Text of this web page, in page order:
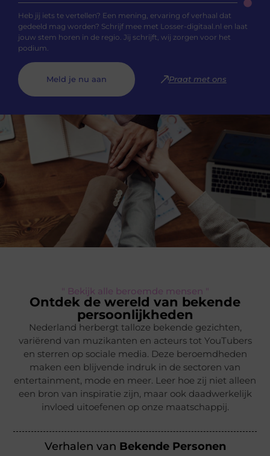
Heb jij iets te vertellen? Een mening, ervaring of verhaal dat
gedeeld mag worden? Schrijf mee met Losser-digitaal.nl en laat
jouw stem horen in de regio. Jij schrijft, wij zorgen voor het
podium.
Meld je nu aan Praat met ons
" Bekijk alle beroemde mensen "
Ontdek de wereld van bekende
persoonlijkheden
Nederland herbergt talloze bekende gezichten,
variërend van muzikanten en acteurs tot YouTubers
en sterren op sociale media. Deze beroemdheden
maken een blijvende indruk in de sectoren van
entertainment, mode en meer. Leer hoe zij niet alleen
een bron van inspiratie zijn, maar ook daadwerkelijk
invloed uitoefenen op onze maatschappij.
Verhalen van Bekende Personen